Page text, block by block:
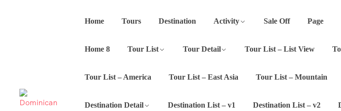
Home Tours Destination Activity Sale Off Page
Home 8 Tour List Tour Detail Tour List – List View
Tour List – America Tour List – East Asia Tour List – Mountain
Destination Detail Destination List – v1 Destination List – v2